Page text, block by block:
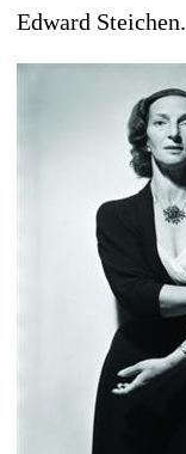
Edward Steichen.